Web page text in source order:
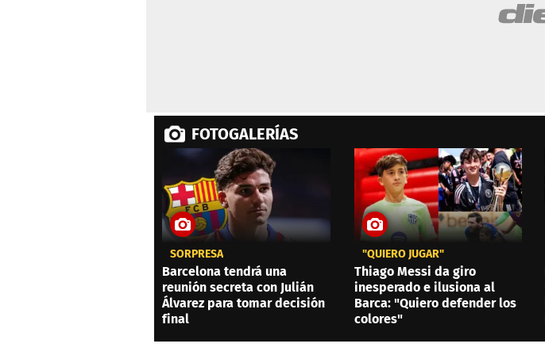
FOTOGALERÍAS
SORPRESA
Barcelona tendrá una
reunión secreta con Julián
Álvarez para tomar decisión
final
"QUIERO JUGAR"
Thiago Messi da giro
inesperado e ilusiona al
Barca: "Quiero defender los
colores"